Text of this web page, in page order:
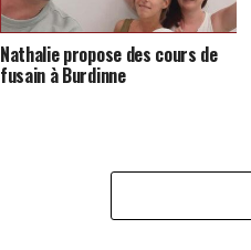
Nathalie propose des cours de
fusain à Burdinne